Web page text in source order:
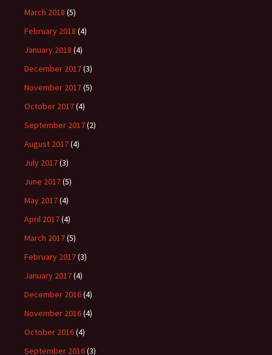
March 2018 (5)
February 2018 (4)
January 2018 (4)
December 2017(3)
November 2017(5)
October 2017(4)
September 2017(2)
August 2017(4)
July 2017(3)
June 2017(5)
May 2017(4)
April 2017(4)
March 2017(5)
February 2017(3)
January 2017(4)
December 2016(4)
November 2016(4)
October 2016(4)
September 2016(3)